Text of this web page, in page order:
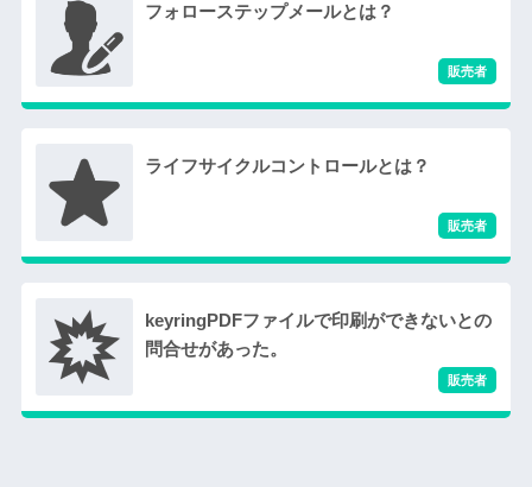
フォローステップメールとは？
ライフサイクルコントロールとは？
keyringPDFファイルで印刷ができないとの
問合せがあった。